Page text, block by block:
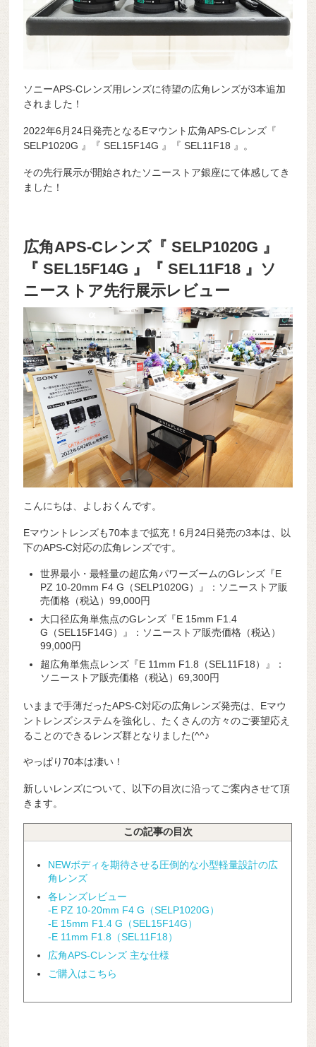
ソニーAPS-Cレンズ用レンズに待望の広角レンズが3本追加
されました！
2022年6月24日発売となるEマウント広角APS-Cレンズ『
SELP1020G 』『 SEL15F14G 』『 SEL11F18 』。
その先行展示が開始されたソニーストア銀座にて体感してき
ました！
広角APS-Cレンズ『 SELP1020G 』
『 SEL15F14G 』『 SEL11F18 』ソ
ニーストア先行展示レビュー
こんにちは、よしおくんです。
Eマウントレンズも70本まで拡充！6月24日発売の3本は、以
下のAPS-C対応の広角レンズです。
世界最小・最軽量の超広角パワーズームのGレンズ『E
PZ 10-20mm F4 G（SELP1020G）』：ソニーストア販
売価格（税込）99,000円
大口径広角単焦点のGレンズ『E 15mm F1.4
G（SEL15F14G）』：ソニーストア販売価格（税込）
99,000円
超広角単焦点レンズ『E 11mm F1.8（SEL11F18）』：
ソニーストア販売価格（税込）69,300円
いままで手薄だったAPS-C対応の広角レンズ発売は、Eマウ
ントレンズシステムを強化し、たくさんの方々のご要望応え
ることのできるレンズ群となりました(^^♪
やっぱり70本は凄い！
新しいレンズについて、以下の目次に沿ってご案内させて頂
きます。
この記事の目次
NEWボディを期待させる圧倒的な小型軽量設計の広
角レンズ
各レンズレビュー
-E PZ 10-20mm F4 G（SELP1020G）
-E 15mm F1.4 G（SEL15F14G）
-E 11mm F1.8（SEL11F18）
広角APS-Cレンズ 主な仕様
ご購入はこちら